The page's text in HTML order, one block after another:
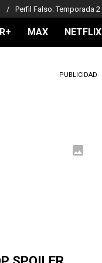
Perfil Falso: Temporada 2
MAX NETFLIX
PUBLICIDAD